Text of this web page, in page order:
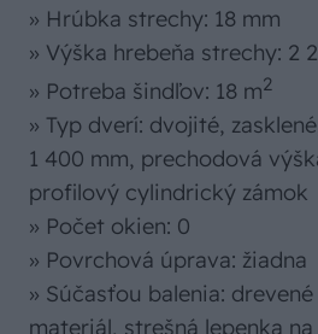
» Hrúbka strechy: 18 mm
» Výška hrebeňa strechy: 2
» Potreba šindľov: 18 m2
» Typ dverí: dvojité,
1 400 mm, prechodová
profilový cylindrický zámok
» Počet okien: 0
» Povrchová úprava: žiadna
» Súčasťou balenia:
materiál, strešná lepenka